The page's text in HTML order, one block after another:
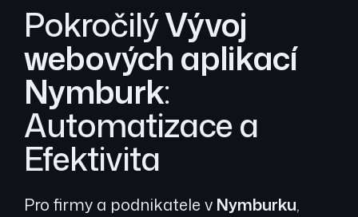
PokročilýVývoj
webových aplikací
Nymburk:
Automatizace a
Efektivita
Pro firmy a podnikatele v Nymburku,